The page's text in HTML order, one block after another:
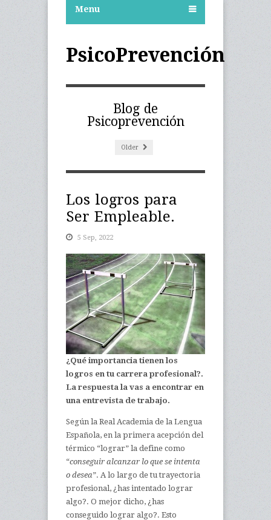
PsicoPrevención
Menu
Blog de
Psicoprevención
Older
Los logros para
Ser Empleable.
5 Sep, 2022
¿Qué importancia tienen los
logros en tu carrera profesional?.
La respuesta la vas a encontrar en
una entrevista de trabajo.
Según la Real Academia de la Lengua
Española, en la primera acepción del
térmico “lograr” la define como
“conseguir alcanzar lo que se intenta
o desea”. A lo largo de tu trayectoria
profesional, ¿has intentado lograr
algo?. O mejor dicho, ¿has
conseguido lograr algo?. Esto